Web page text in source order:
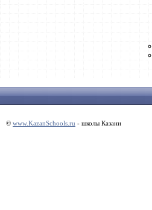
© www.KazanSchools.ru - школы Казани